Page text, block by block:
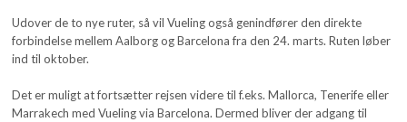
Udover de to nye ruter, så vil Vueling også genindfører den direkte
forbindelse mellem Aalborg og Barcelona fra den 24. marts. Ruten løber
ind til oktober.
Det er muligt at fortsætter rejsen videre til f.eks. Mallorca, Tenerife eller
Marrakech med Vueling via Barcelona. Dermed bliver der adgang til